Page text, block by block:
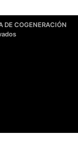
COGENERACIÓN